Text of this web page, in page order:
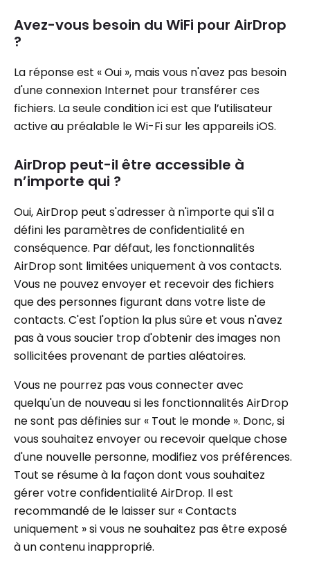
Avez-vous besoin du WiFi pour AirDrop
?
La réponse est « Oui », mais vous n'avez pas besoin
d'une connexion Internet pour transférer ces
fichiers. La seule condition ici est que l’utilisateur
active au préalable le Wi-Fi sur les appareils iOS.
AirDrop peut-il être accessible à
n’importe qui ?
Oui, AirDrop peut s'adresser à n'importe qui s'il a
défini les paramètres de confidentialité en
conséquence. Par défaut, les fonctionnalités
AirDrop sont limitées uniquement à vos contacts.
Vous ne pouvez envoyer et recevoir des fichiers
que des personnes figurant dans votre liste de
contacts. C'est l'option la plus sûre et vous n'avez
pas à vous soucier trop d'obtenir des images non
sollicitées provenant de parties aléatoires.
Vous ne pourrez pas vous connecter avec
quelqu'un de nouveau si les fonctionnalités AirDrop
ne sont pas définies sur « Tout le monde ». Donc, si
vous souhaitez envoyer ou recevoir quelque chose
d'une nouvelle personne, modifiez vos préférences.
Tout se résume à la façon dont vous souhaitez
gérer votre confidentialité AirDrop. Il est
recommandé de le laisser sur « Contacts
uniquement » si vous ne souhaitez pas être exposé
à un contenu inapproprié.